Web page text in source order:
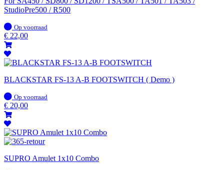
StudioPre500 / R500
Op
voorraad
Op voorraad
€ 22,00
BLACKSTAR FS-13 A-B FOOTSWITCH ( Demo )
Op
voorraad
Op voorraad
€ 20,00
SUPRO Amulet 1x10 Combo